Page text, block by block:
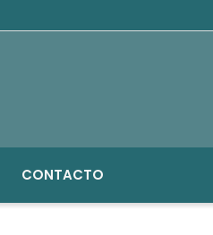
CONTACTO